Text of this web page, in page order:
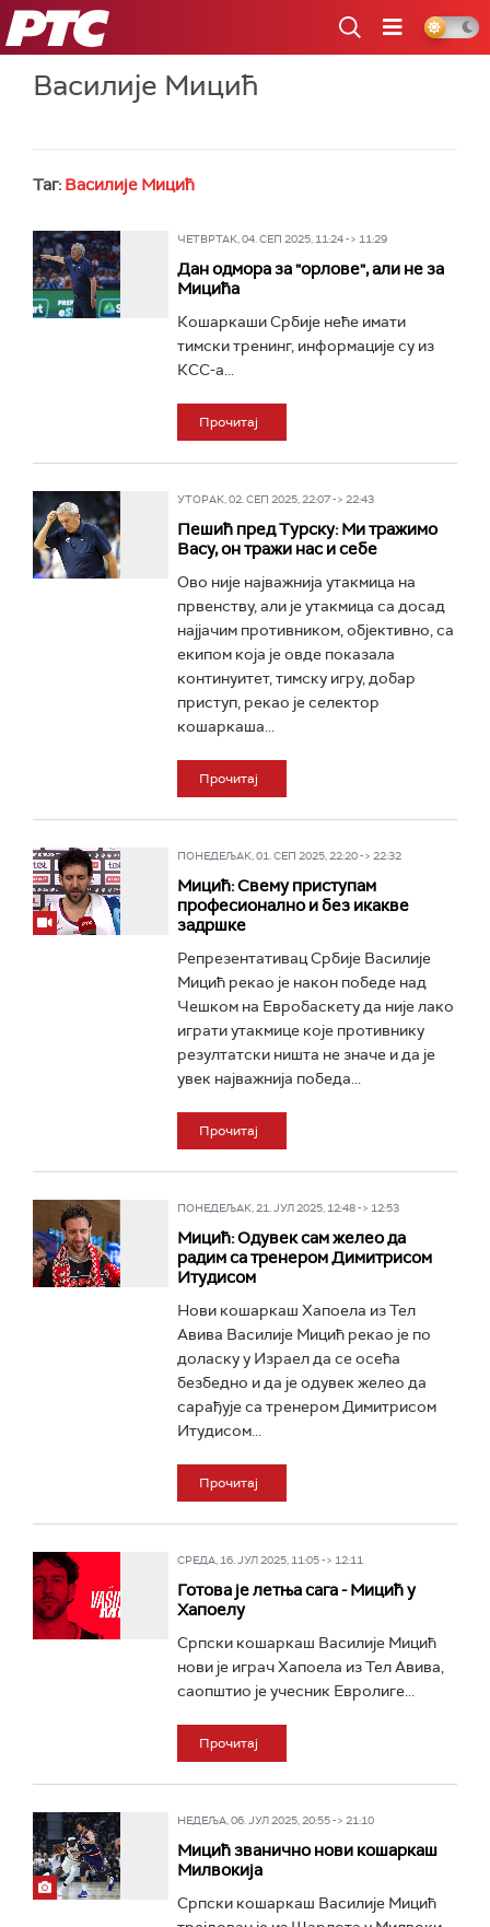
РТС
Василије Мицић
Таг: Василије Мицић
ЧЕТВРТАК, 04. СЕП 2025, 11:24 -> 11:29
Дан одмора за "орлове", али не за
Мицића
Кошаркаши Србије неће имати
тимски тренинг, информације су из
КСС-а...
Прочитај
УТОРАК, 02. СЕП 2025, 22:07 -> 22:43
Пешић пред Турску: Ми тражимо
Васу, он тражи нас и себе
Ово није најважнија утакмица на
првенству, али је утакмица са досад
најјачим противником, објективно, са
екипом која је овде показала
континуитет, тимску игру, добар
приступ, рекао је селектор
кошаркаша...
Прочитај
ПОНЕДЕЉАК, 01. СЕП 2025, 22:20 -> 22:32
Мицић: Свему приступам
професионално и без икакве
задршке
Репрезентативац Србије Василије
Мицић рекао је након победе над
Чешком на Евробаскету да није лако
играти утакмице које противнику
резултатски ништа не значе и да је
увек најважнија победа...
Прочитај
ПОНЕДЕЉАК, 21. ЈУЛ 2025, 12:48 -> 12:53
Мицић: Одувек сам желео да
радим са тренером Димитрисом
Итудисом
Нови кошаркаш Хапоела из Тел
Авива Василије Мицић рекао је по
доласку у Израел да се осећа
безбедно и да је одувек желео да
сарађује са тренером Димитрисом
Итудисом...
Прочитај
СРЕДА, 16. ЈУЛ 2025, 11:05 -> 12:11
Готова је летња сага - Мицић у
Хапоелу
Српски кошаркаш Василије Мицић
нови је играч Хапоела из Тел Авива,
саопштио је учесник Евролиге...
Прочитај
НЕДЕЉА, 06. ЈУЛ 2025, 20:55 -> 21:10
Мицић званично нови кошаркаш
Милвокија
Српски кошаркаш Василије Мицић